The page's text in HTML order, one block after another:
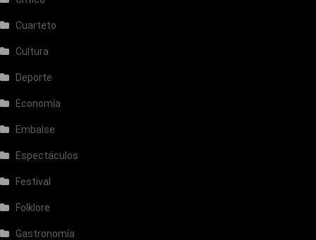
Cuarteto
Cultura
Deporte
Economía
Embalse
Espectáculos
Festival
Folklore
Gastronomía